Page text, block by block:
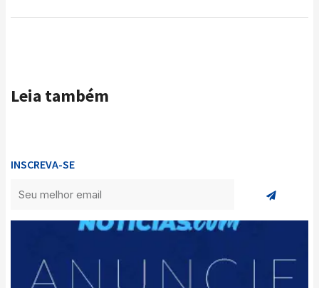
Leia também
INSCREVA-SE